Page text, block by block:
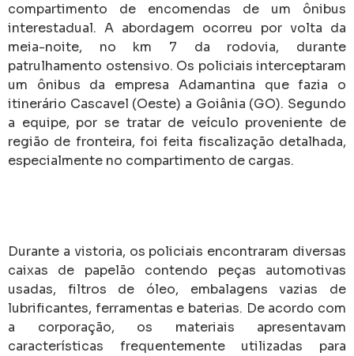
compartimento de encomendas de um ônibus
interestadual. A abordagem ocorreu por volta da
meia-noite, no km 7 da rodovia, durante
patrulhamento ostensivo. Os policiais interceptaram
um ônibus da empresa Adamantina que fazia o
itinerário Cascavel (Oeste) a Goiânia (GO). Segundo
a equipe, por se tratar de veículo proveniente de
região de fronteira, foi feita fiscalização detalhada,
especialmente no compartimento de cargas.
Durante a vistoria, os policiais encontraram diversas
caixas de papelão contendo peças automotivas
usadas, filtros de óleo, embalagens vazias de
lubrificantes, ferramentas e baterias. De acordo com
a corporação, os materiais apresentavam
características frequentemente utilizadas para